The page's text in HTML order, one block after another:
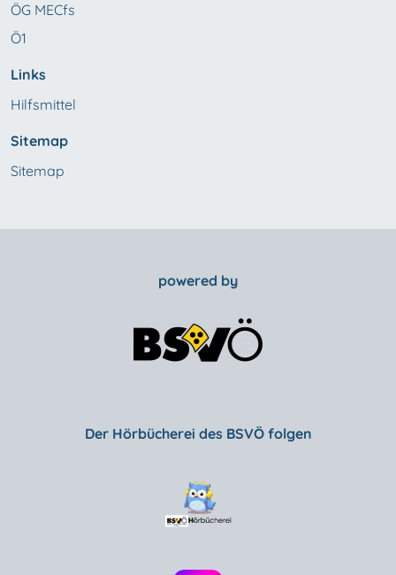
ÖG MECfs
Ö1
Links
Hilfsmittel
Sitemap
Sitemap
powered by
Der Hörbücherei des BSVÖ folgen